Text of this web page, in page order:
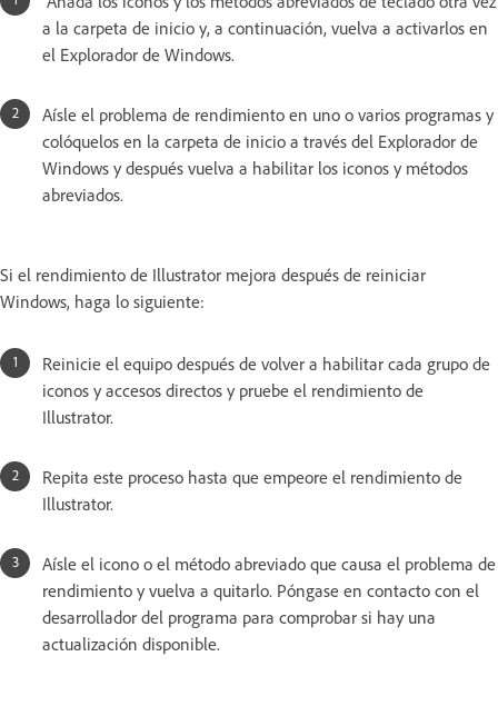
a la carpeta de inicio y, a continuación, vuelva a activarlos en
el Explorador de Windows.
Aísle el problema de rendimiento en uno o varios programas y
colóquelos en la carpeta de inicio a través del Explorador de
Windows y después vuelva a habilitar los iconos y métodos
abreviados.
Si el rendimiento de Illustrator mejora después de reiniciar
Windows, haga lo siguiente:
Reinicie el equipo después de volver a habilitar cada grupo de
iconos y accesos directos y pruebe el rendimiento de
Illustrator.
Repita este proceso hasta que empeore el rendimiento de
Illustrator.
Aísle el icono o el método abreviado que causa el problema de
rendimiento y vuelva a quitarlo. Póngase en contacto con el
desarrollador del programa para comprobar si hay una
actualización disponible.